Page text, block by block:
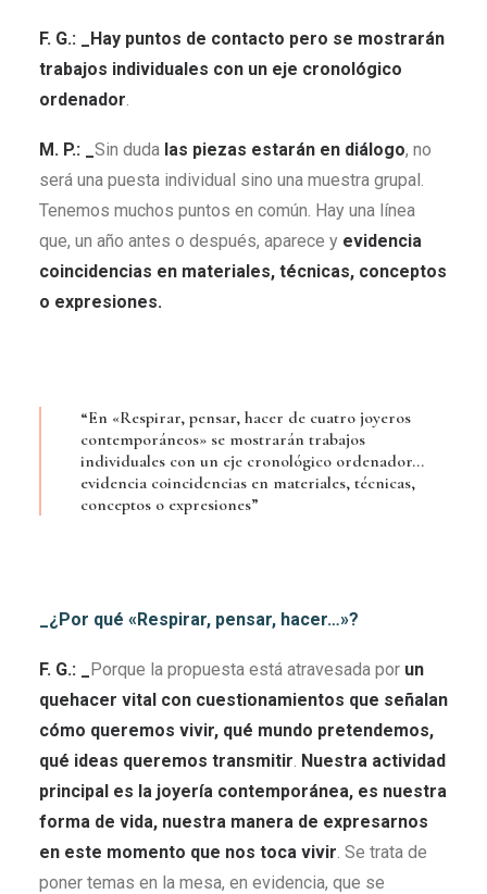
F. G.: _Hay puntos de contacto pero se mostrarán
trabajos individuales con un eje cronológico
ordenador.
M. P.: _ Sin duda las piezas estarán en diálogo, no
será una puesta individual sino una muestra grupal.
Tenemos muchos puntos en común. Hay una línea
que, un año antes o después, aparece y evidencia
coincidencias en materiales, técnicas, conceptos
o expresiones.
“En «Respirar, pensar, hacer de cuatro joyeros
contemporáneos» se mostrarán trabajos
individuales con un eje cronológico ordenador…
evidencia coincidencias en materiales, técnicas,
conceptos o expresiones”
_¿Por qué «Respirar, pensar, hacer…»?
F. G.: _ Porque la propuesta está atravesada por un
quehacer vital con cuestionamientos que señalan
cómo queremos vivir, qué mundo pretendemos,
qué ideas queremos transmitir. Nuestra actividad
principal es la joyería contemporánea, es nuestra
forma de vida, nuestra manera de expresarnos
en este momento que nos toca vivir. Se trata de
poner temas en la mesa, en evidencia, que se